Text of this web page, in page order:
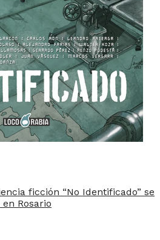
ficción “No Identificado” se
Rosario